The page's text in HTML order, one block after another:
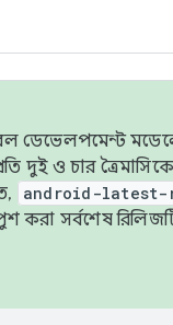
ডেভেলপমেন্ট
দুই ও চার
android-latest-
পুশ করা সর্বশেষ